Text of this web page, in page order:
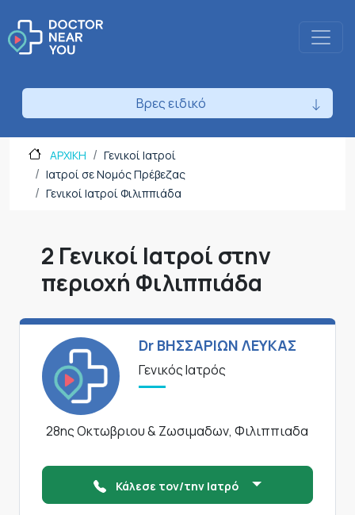
Βρες ειδικό
ΑΡΧΙΚΗ
Γενικοί Ιατροί
Ιατροί σε Νομός Πρέβεζας
Γενικοί Ιατροί Φιλιππιάδα
2 Γενικοί Ιατροί στην
περιοχή Φιλιππιάδα
Dr ΒΗΣΣΑΡΙΩΝ ΛΕΥΚΑΣ
Γενικός Ιατρός
28ης Οκτωβριου & Ζωσιμαδων, Φιλιππιαδα
Κάλεσε τον/την Ιατρό